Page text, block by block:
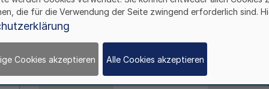
Verordnung über die
Nordrhein-Westfalen
die für die Verwendung der Seite zwingend erforderlich sind.
Cookies akzeptieren Alle Cookies akzeptieren